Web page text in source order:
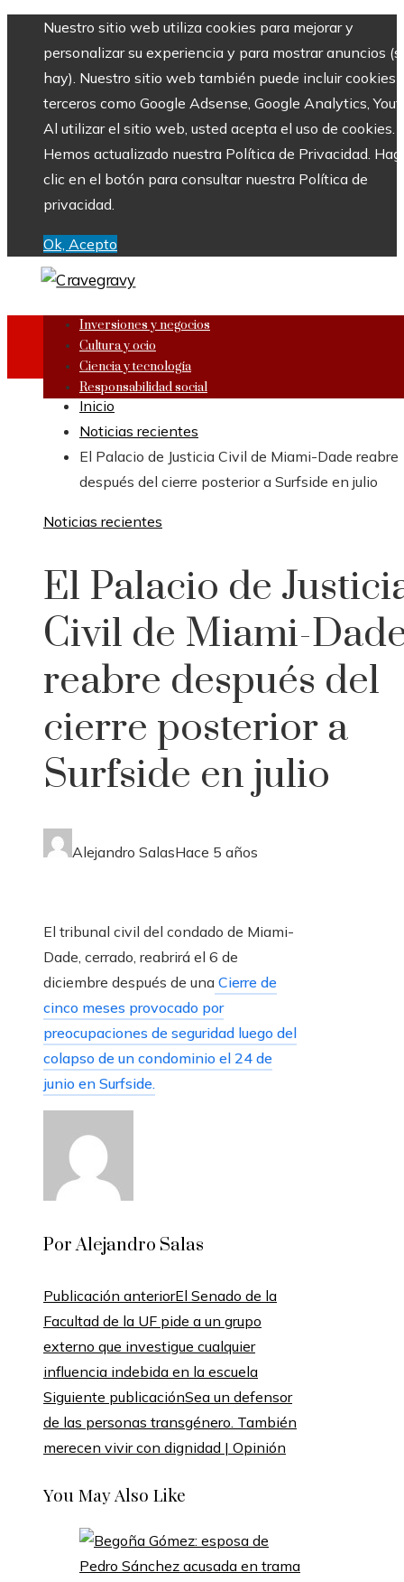
Nuestro sitio web utiliza cookies para mejorar y
personalizar su experiencia y para mostrar anuncios
hay). Nuestro sitio web también puede incluir cookies
terceros como Google Adsense, Google Analytics,
Al utilizar el sitio web, usted acepta el uso de cookies.
Hemos actualizado nuestra Política de Privacidad.
clic en el botón para consultar nuestra Política de
privacidad.
Ok, Acepto
Inversiones y negocios
Cultura y ocio
Ciencia y tecnología
Responsabilidad social
Inicio
Noticias recientes
El Palacio de Justicia Civil de Miami-Dade reabre
después del cierre posterior a Surfside en julio
Noticias recientes
El Palacio de
Civil de Miami-
reabre después del
cierre posterior a
Surfside en julio
Alejandro SalasHace 5 años
El tribunal civil del condado de Miami-
Dade, cerrado, reabrirá el 6 de
diciembre después de una Cierre de
cinco meses provocado por
preocupaciones de seguridad luego del
colapso de un condominio el 24 de
junio en Surfside.
Por Alejandro Salas
Publicación anteriorEl Senado de la
Facultad de la UF pide a un grupo
externo que investigue cualquier
influencia indebida en la escuela
Siguiente publicaciónSea un defensor
de las personas transgénero. También
merecen vivir con dignidad | Opinión
You May Also Like